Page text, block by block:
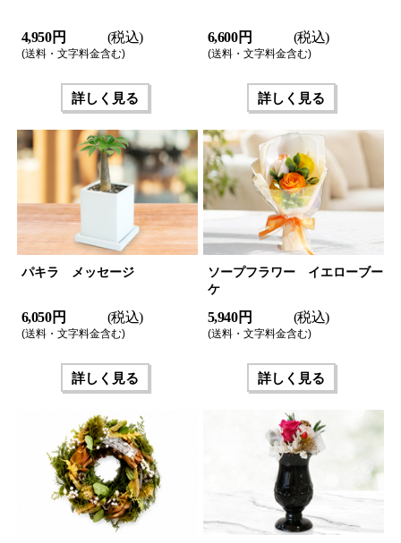
4,950 円 (税込)
(送料・文字料金含む)
詳しく見る
6,600 円 (税込)
(送料・文字料金含む)
詳しく見る
パキラ メッセージ
6,050 円 (税込)
(送料・文字料金含む)
詳しく見る
ソープフラワー イエローブー
ケ
5,940 円 (税込)
(送料・文字料金含む)
詳しく見る